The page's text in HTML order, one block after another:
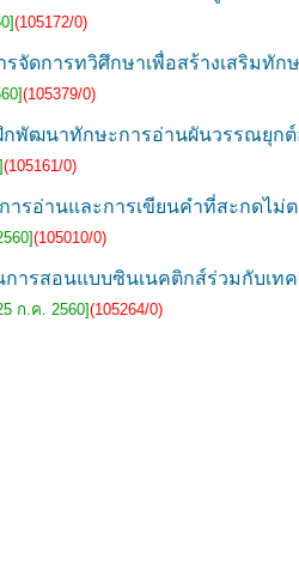
(105172/0)
จัดการทวิศึกษาเพื่อสร้างเสริมทั
(105379/0)
พัฒนาทักษะการอ่านผันวรรณยุก
(105161/0)
รอ่านและการเขียนคำที่สะกดไม่
(105010/0)
การสอนแบบซินเนคติกส์ร่วมกับเท
ก.ค. 2560](105264/0)